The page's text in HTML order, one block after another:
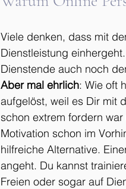
Viele denken, dass mit
Dienstleistung
Dienstende auch noch
Aber mal ehrlich: Wie oft
aufgelöst, weil es Dir mit
schon extrem fordern
Motivation schon im
hilfreiche Alternative.
angeht. Du kannst
Freien oder sogar auf